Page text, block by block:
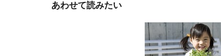
あわせて読みたい